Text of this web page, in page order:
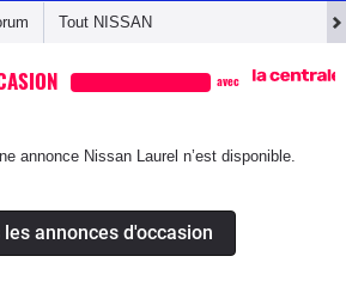
Tout NISSAN
avec
annonce Nissan Laurel n’est disponible.
les annonces d'occasion